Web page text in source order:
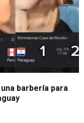
barbería para